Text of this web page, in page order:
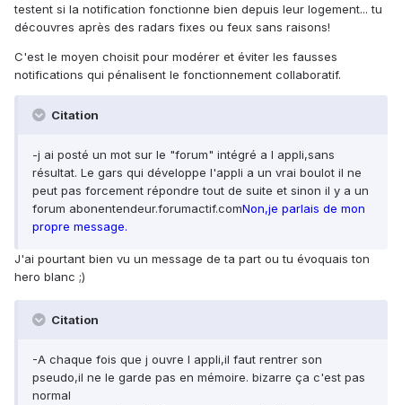
testent si la notification fonctionne bien depuis leur logement... tu
découvres après des radars fixes ou feux sans raisons!
C'est le moyen choisit pour modérer et éviter les fausses
notifications qui pénalisent le fonctionnement collaboratif.
Citation
-j ai posté un mot sur le "forum" intégré a l appli,sans
résultat. Le gars qui développe l'appli a un vrai boulot il ne
peut pas forcement répondre tout de suite et sinon il y a un
forum abonentendeur.forumactif.comNon,je parlais de mon
propre message.
J'ai pourtant bien vu un message de ta part ou tu évoquais ton
hero blanc ;)
Citation
-A chaque fois que j ouvre l appli,il faut rentrer son
pseudo,il ne le garde pas en mémoire. bizarre ça c'est pas
normal